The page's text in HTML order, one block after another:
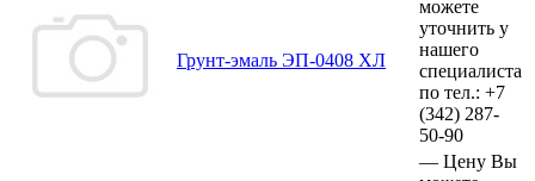
Грунт-эмаль ЭП-0408 ХЛ
можете
уточнить у
нашего
специалиста
по тел.: +7
(342) 287-
50-90
— Цену Вы